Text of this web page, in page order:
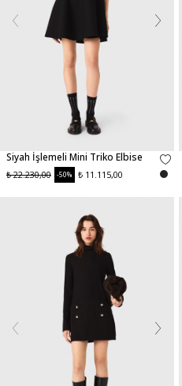
Siyah İşlemeli Mini Triko Elbise
₺ 22.230,00 -50% ₺ 11.115,00